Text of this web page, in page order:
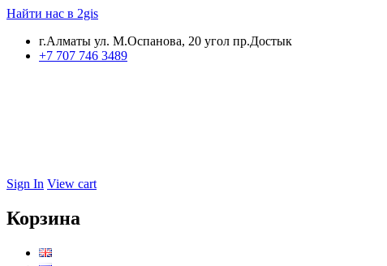
Найти нас в 2gis
г.Алматы ул. М.Оспанова, 20 угол пр.Достык
+7 707 746 3489
Sign In View cart
Корзина